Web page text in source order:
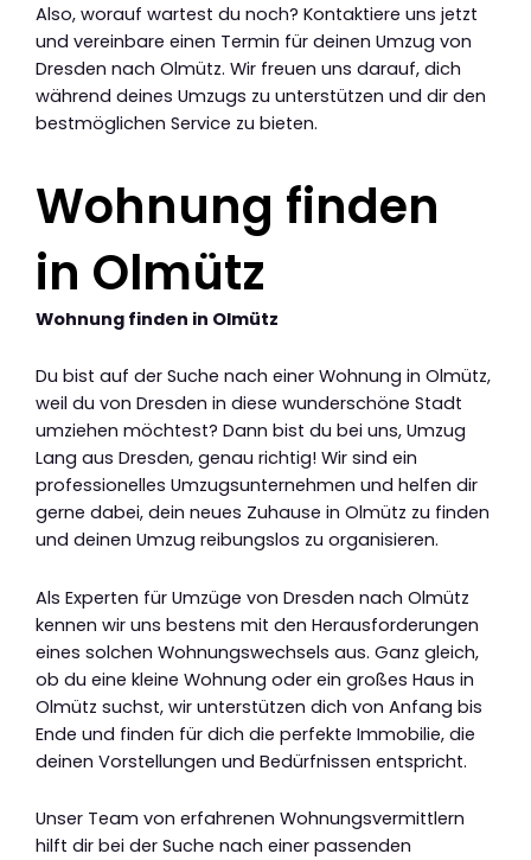
Also, worauf wartest du noch? Kontaktiere uns jetzt
und vereinbare einen Termin für deinen Umzug von
Dresden nach Olmütz. Wir freuen uns darauf, dich
während deines Umzugs zu unterstützen und dir den
bestmöglichen Service zu bieten.
Wohnung finden
in Olmütz
Wohnung finden in Olmütz
Du bist auf der Suche nach einer Wohnung in Olmütz,
weil du von Dresden in diese wunderschöne Stadt
umziehen möchtest? Dann bist du bei uns, Umzug
Lang aus Dresden, genau richtig! Wir sind ein
professionelles Umzugsunternehmen und helfen dir
gerne dabei, dein neues Zuhause in Olmütz zu finden
und deinen Umzug reibungslos zu organisieren.
Als Experten für Umzüge von Dresden nach Olmütz
kennen wir uns bestens mit den Herausforderungen
eines solchen Wohnungswechsels aus. Ganz gleich,
ob du eine kleine Wohnung oder ein großes Haus in
Olmütz suchst, wir unterstützen dich von Anfang bis
Ende und finden für dich die perfekte Immobilie, die
deinen Vorstellungen und Bedürfnissen entspricht.
Unser Team von erfahrenen Wohnungsvermittlern
hilft dir bei der Suche nach einer passenden